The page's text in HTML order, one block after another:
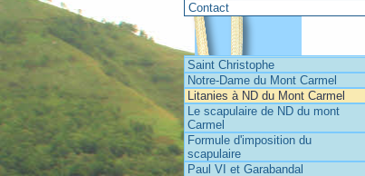
Saint Christophe
Notre-Dame du Mont Carmel
Litanies à ND du Mont Carmel
Le scapulaire de ND du mont
Carmel
Formule d'imposition du
scapulaire
Paul VI et Garabandal
Contact
Saint Christophe
Notre-Dame du Mont Carmel
Litanies à ND du Mont Carmel
Le scapulaire de ND du mont
Carmel
Formule d'imposition du
scapulaire
Paul VI et Garabandal